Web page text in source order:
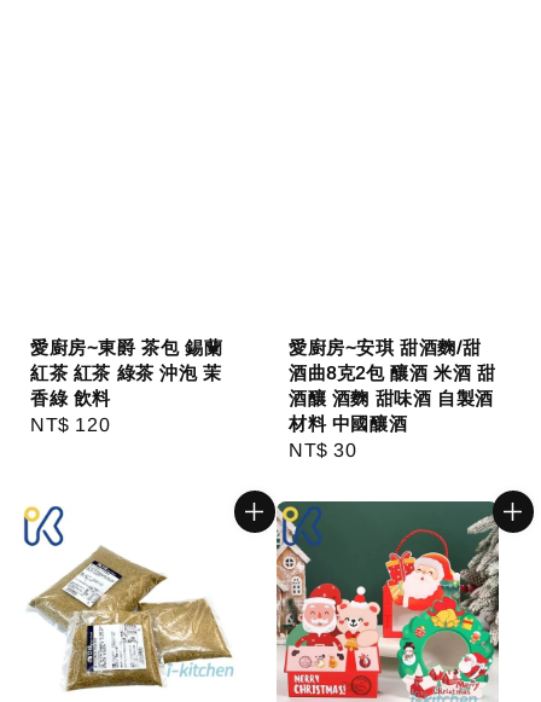
愛廚房~東爵 茶包 錫蘭
紅茶 紅茶 綠茶 沖泡 茉
香綠 飲料
Regular
NT$ 120
愛廚房~安琪 甜酒麴/甜
酒曲8克2包 釀酒 米酒 甜
酒釀 酒麴 甜味酒 自製酒
材料 中國釀酒
Regular
NT$ 30